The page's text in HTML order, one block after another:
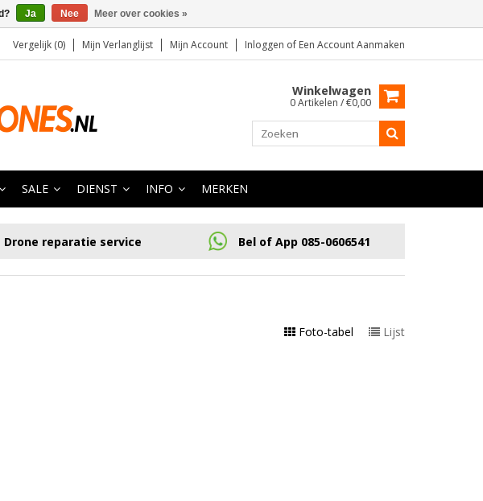
Vergelijk (0) Mijn Verlanglijst Mijn Account Inloggen of Een Account Aanmaken
Winkelwagen
0 Artikelen / €0,00
SALE DIENST INFO MERKEN
Drone reparatie service Bel of App 085-0606541
Foto-tabel Lijst
Ja Nee Meer over cookies »